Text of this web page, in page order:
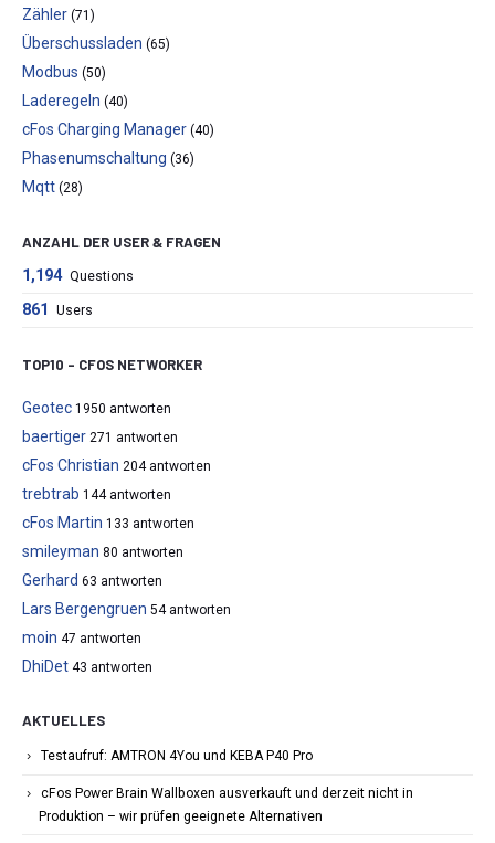
Zähler (71)
Überschussladen (65)
Modbus (50)
Laderegeln (40)
cFos Charging Manager (40)
Phasenumschaltung (36)
Mqtt (28)
ANZAHL DER USER & FRAGEN
1,194 Questions
861 Users
TOP10 – CFOS NETWORKER
Geotec 1950 antworten
baertiger 271 antworten
cFos Christian 204 antworten
trebtrab 144 antworten
cFos Martin 133 antworten
smileyman 80 antworten
Gerhard 63 antworten
Lars Bergengruen 54 antworten
moin 47 antworten
DhiDet 43 antworten
AKTUELLES
Testaufruf: AMTRON 4You und KEBA P40 Pro
cFos Power Brain Wallboxen ausverkauft und derzeit nicht in
Produktion – wir prüfen geeignete Alternativen